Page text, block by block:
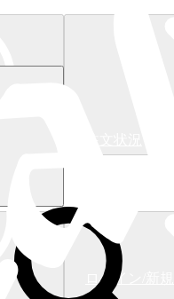
ログイン/新